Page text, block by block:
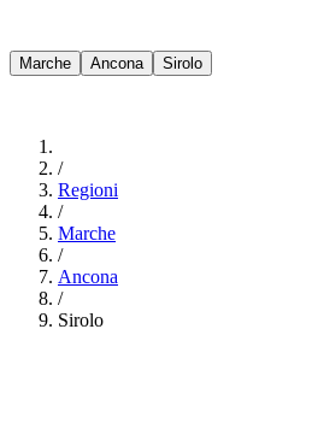
Marche Ancona Sirolo
/
Regioni
/
Marche
/
Ancona
/
Sirolo